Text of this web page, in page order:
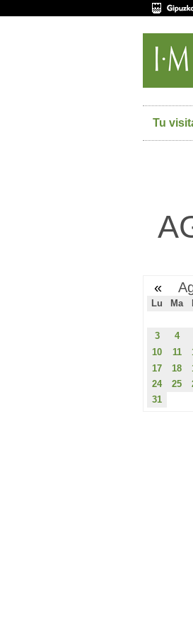
Tu
«
Lu Ma
3
4
10
11
17
18
24
25
31